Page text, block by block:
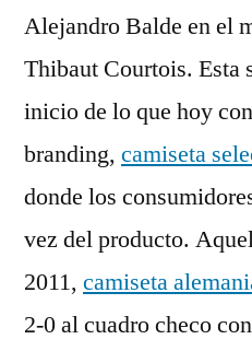
Alejandro Balde en el
Thibaut Courtois. Esta
inicio de lo que hoy
branding, camiseta
donde los
vez del producto.
2011, camiseta
2-0 al cuadro checo